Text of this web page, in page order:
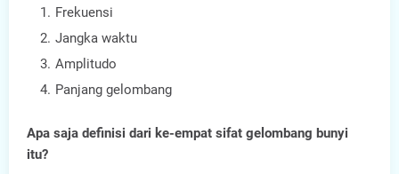
Frekuensi
Jangka waktu
Amplitudo
Panjang gelombang
Apa saja definisi dari ke-empat sifat gelombang bunyi
itu?